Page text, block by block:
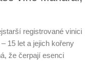
registrované vinici
15 let a jejich kořeny
že čerpají esenci